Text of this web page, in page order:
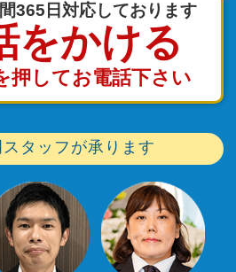
365日対応しております
をかける
押してお電話下さい
タッフが承ります